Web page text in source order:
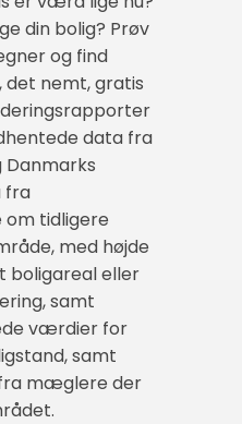
din bolig? Prøv
og find
det nemt, gratis
data fra
Danmarks
fra
tidligere
med højde
boligareal eller
samt
værdier for
samt
mæglere der